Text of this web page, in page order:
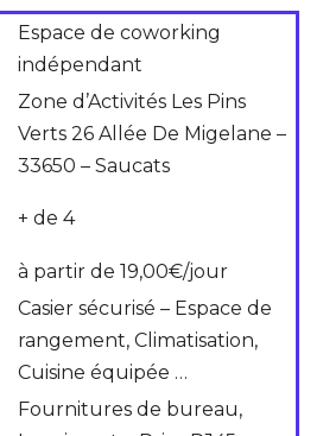
Espace de coworking
indépendant
Zone d’Activités Les Pins
Verts 26 Allée De Migelane –
33650 – Saucats
+ de 4
à partir de 19,00€/jour
Casier sécurisé – Espace de
rangement, Climatisation,
Cuisine équipée …
Fournitures de bureau,